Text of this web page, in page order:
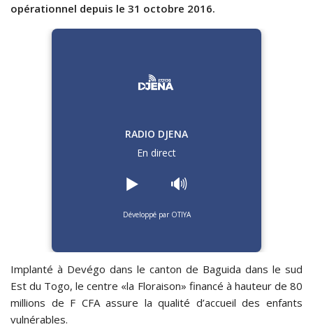
opérationnel depuis le 31 octobre 2016.
RADIO DJENA
En direct
▶️ 🔊
Développé par OTIYA
Implanté à Devégo dans le canton de Baguida dans le sud
Est du Togo, le centre «la Floraison» financé à hauteur de 80
millions de F CFA assure la qualité d’accueil des enfants
vulnérables.